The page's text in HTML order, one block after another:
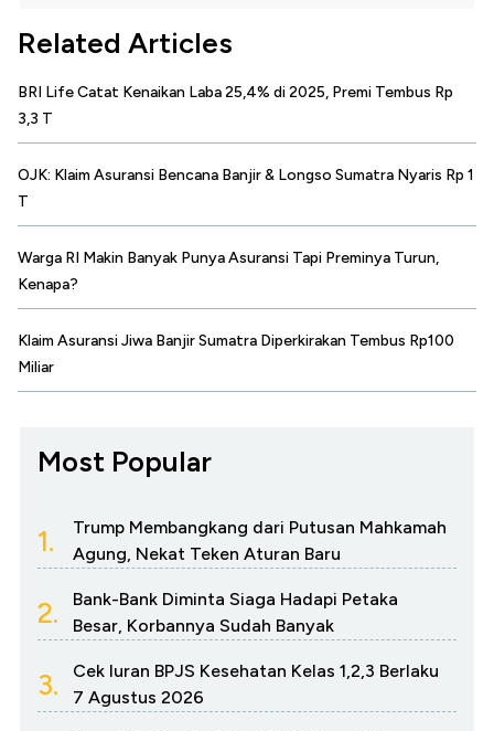
Related Articles
BRI Life Catat Kenaikan Laba 25,4% di 2025, Premi Tembus Rp
3,3 T
OJK: Klaim Asuransi Bencana Banjir & Longso Sumatra Nyaris Rp 1
T
Warga RI Makin Banyak Punya Asuransi Tapi Preminya Turun,
Kenapa?
Klaim Asuransi Jiwa Banjir Sumatra Diperkirakan Tembus Rp100
Miliar
Most Popular
1.
Trump Membangkang dari Putusan Mahkamah
Agung, Nekat Teken Aturan Baru
2.
Bank-Bank Diminta Siaga Hadapi Petaka
Besar, Korbannya Sudah Banyak
3.
Cek Iuran BPJS Kesehatan Kelas 1,2,3 Berlaku
7 Agustus 2026